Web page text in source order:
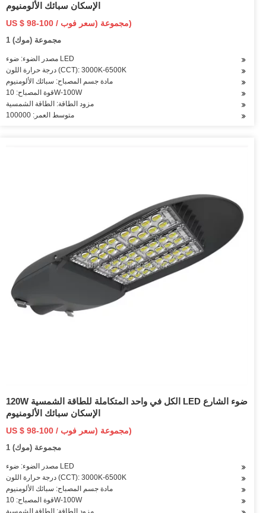
الإسكان سبائك الألومنيوم
US $ 98-100 / مجموعة (سعر فوب)
1 مجموعة (موك)
مصدر الضوء: ضوء LED
درجة حرارة اللون (CCT): 3000K-6500K
مادة جسم المصباح: سبائك الألومنيوم
قوة المصباح: 10W-100W
مزود الطاقة: الطاقة الشمسية
متوسط العمر: 100000
120W الكل في واحد المتكاملة للطاقة الشمسية LED ضوء الشارع
الإسكان سبائك الألومنيوم
US $ 98-100 / مجموعة (سعر فوب)
1 مجموعة (موك)
مصدر الضوء: ضوء LED
درجة حرارة اللون (CCT): 3000K-6500K
مادة جسم المصباح: سبائك الألومنيوم
قوة المصباح: 10W-100W
مزود الطاقة: الطاقة الشمسية